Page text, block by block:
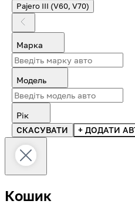
Pajero III (V60, V70)
Марка
Модель
Рік
СКАСУВАТИ
+ ДОДАТИ
Кошик